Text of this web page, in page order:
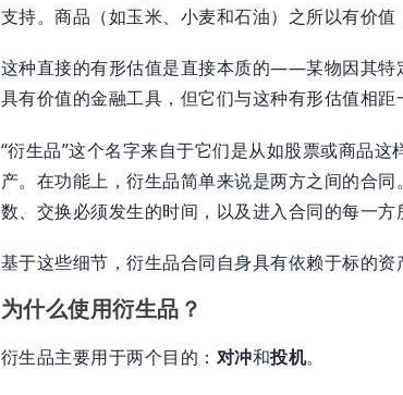
支持。商品（如玉米、小麦和石油）之所以有价值
这种直接的有形估值是直接本质的——某物因其特
具有价值的金融工具，但它们与这种有形估值相距
“衍生品”这个名字来自于它们是从如股票或商品
产。在功能上，衍生品简单来说是两方之间的合
数、交换必须发生的时间，以及进入合同的每一方
基于这些细节，衍生品合同自身具有依赖于标的资
为什么使用衍生品？
衍生品主要用于两个目的： 对冲和投机。